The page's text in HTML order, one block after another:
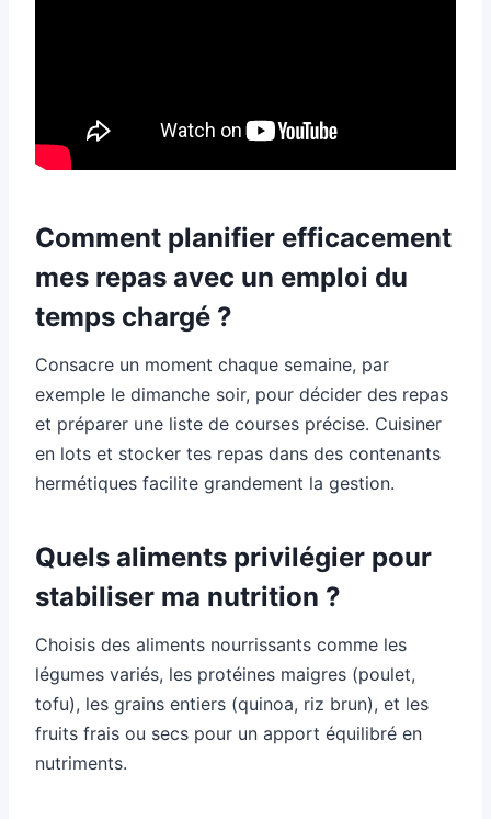
Comment planifier efficacement
mes repas avec un emploi du
temps chargé ?
Consacre un moment chaque semaine, par
exemple le dimanche soir, pour décider des repas
et préparer une liste de courses précise. Cuisiner
en lots et stocker tes repas dans des contenants
hermétiques facilite grandement la gestion.
Quels aliments privilégier pour
stabiliser ma nutrition ?
Choisis des aliments nourrissants comme les
légumes variés, les protéines maigres (poulet,
tofu), les grains entiers (quinoa, riz brun), et les
fruits frais ou secs pour un apport équilibré en
nutriments.